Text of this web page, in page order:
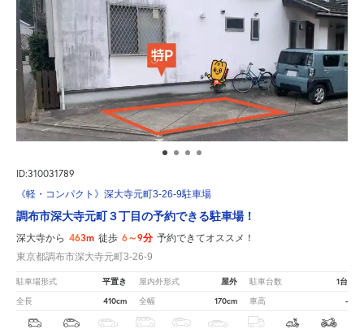
ID:310031789
《軽・コンパクト》深大寺元町3-26-9駐車場
調布市深大寺元町３丁目の予約できる駐車場！
深大寺から 463m 徒歩 6～9分 予約できてオススメ！
東京都調布市深大寺元町3-26-9
駐車場形式 平置き 屋内外形式 屋外 駐車台数 1台
全長 410cm 全幅 170cm 車高 -